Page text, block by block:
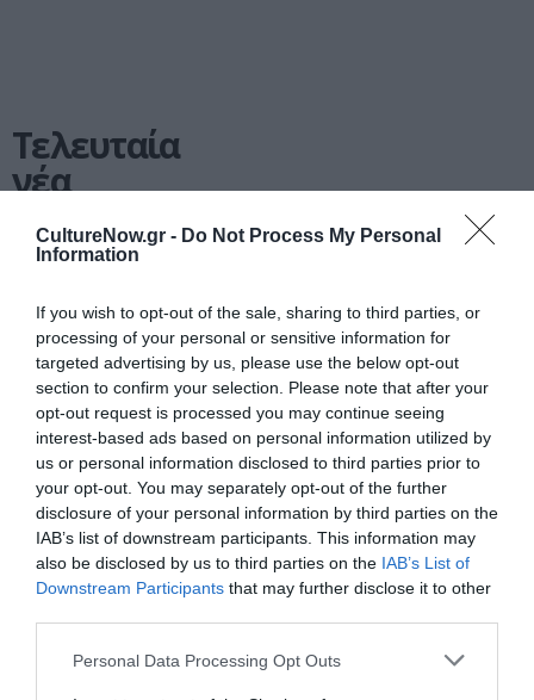
CultureNow.gr - Do Not Process My Personal
Information
If you wish to opt-out of the sale, sharing to third parties, or
processing of your personal or sensitive information for
targeted advertising by us, please use the below opt-out
section to confirm your selection. Please note that after your
opt-out request is processed you may continue seeing
interest-based ads based on personal information utilized by
us or personal information disclosed to third parties prior to
your opt-out. You may separately opt-out of the further
disclosure of your personal information by third parties on the
IAB’s list of downstream participants. This information may
also be disclosed by us to third parties on the IAB’s List of
Downstream Participants that may further disclose it to other
Personal Data Processing Opt Outs
Τελευταία
νέα
ΜΟΥΣΙΚΗ / ΜΟΥΣΙΚΑ
ΝΕΑ06.08.2026 | 20.02
Σταύρος
Ξαρχάκος:
Ταξίδι στο
φως στο
Θέατρο
Λυκαβηττού
ΘΕΑΤΡΟ - ΧΟΡΟΣ /
Unknown*